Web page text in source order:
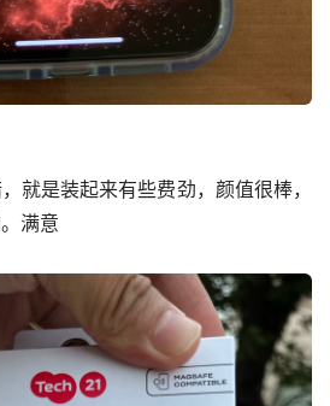
就是装起来有些费劲，颜值很棒，
满意